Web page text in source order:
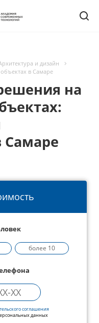
и дизайн
в Самаре
на
Самаре
более 10
соглашения
данных